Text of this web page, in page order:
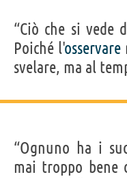
“Ciò che si vede
Poiché l'osservare
svelare, ma al
“Ognuno ha i
mai troppo bene